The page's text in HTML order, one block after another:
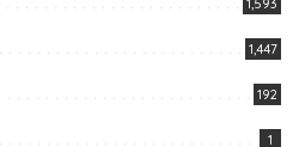
1,593
1,447
192
1